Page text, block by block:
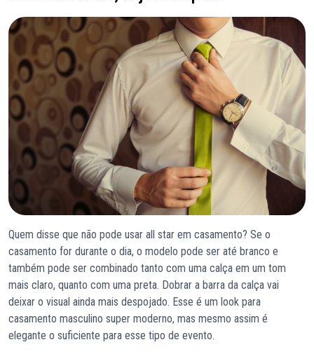
Quem disse que não pode usar all star em casamento? Se o
casamento for durante o dia, o modelo pode ser até branco e
também pode ser combinado tanto com uma calça em um tom
mais claro, quanto com uma preta. Dobrar a barra da calça vai
deixar o visual ainda mais despojado. Esse é um look para
casamento masculino super moderno, mas mesmo assim é
elegante o suficiente para esse tipo de evento.